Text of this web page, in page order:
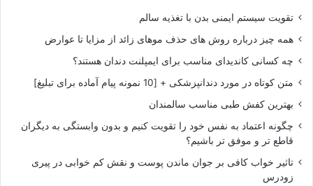
تقویت سیستم ایمنی بدن با تغذیه سالم
همه چیز درباره روش های حذف موهای زائد از مزایا تا عوارض
چه کسانی کاندیدای مناسب برای ایمپلنت دندان هستند؟
متن کوتاه در مورد دندانپزشکی + [10 نمونه پیام آماده برای تبلیغ]
بهترین کفش طبی مناسب سالمندان
چگونه اعتماد به نفس خود را تقویت کنیم و بدون وابستگی به دیگران
قاطع تر و موفق تر باشیم؟
تاثیر خواب کافی بر جوان ماندن پوست و نقش کم خوابی در پیری
زودرس